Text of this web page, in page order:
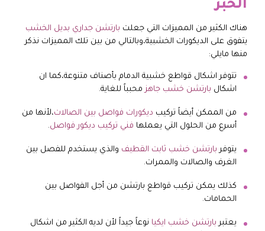
الخبر
هناك الكثير من المميزات التي جعلت بارتشن جداري بديل الخشب
يتفوق على الديكورات الخشبية،وبالتالي من بين تلك المميزات نذكر
منها مايلي:
تتوفر اشكال قواطع خشبية الدمام بأصناف متنوعة،كما ان
اشكال بارتشن خشب جاهزمحبباً للغاية.
من الممكن أيضاً تركيب ديكورات فواصل بين الصالات،لأنها من
أسرع من الحلول التي يعملها فني تركيب ديكور فواصل.
يتوفر بارتشن خشب ثابت القطيف والذي يستخدم للفصل بين
الغرف والصالات والممرات.
كذلك يمكن تركيب قواطع بارتشن من أجل الفواصل بين
الحمامات.
يعتبر بارتشن خشب ايكيا نوعاً جيداً لأن لديه الكثير من اشكال